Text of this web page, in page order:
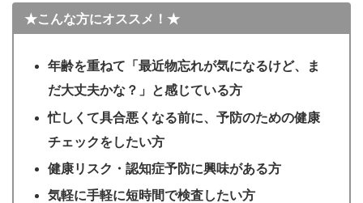
★こんな方にオススメ！★
年齢を重ねて「最近物忘れが気になるけど、ま
だ大丈夫かな？」と感じている方
忙しくて具合悪くなる前に、予防のための健康
チェックをしたい方
健康リスク・認知症予防に興味がある方
気軽に手軽に短時間で検査したい方